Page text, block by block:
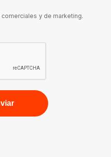
y de marketing.